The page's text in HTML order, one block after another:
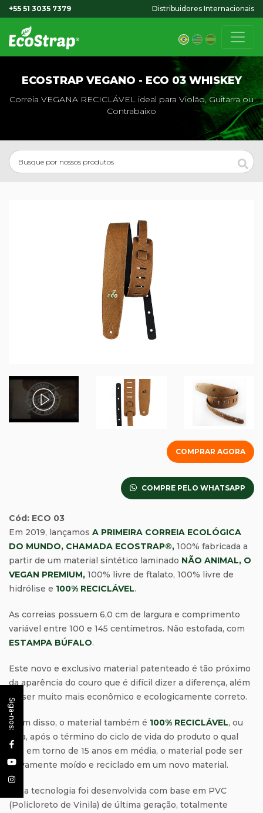
+55 51 3035 7379 Distribuidores Internacionais
ECOSTRAP VEGANO - ECO 03 WHISKEY
Correia VEGANA RECICLÁVEL ideal para Violão, Guitarra ou
Contrabaixo
COMPRAR AGORA
COMPRE PELO WHATSAPP
Cód: ECO 03
Em 2019, lançamos A PRIMEIRA CORREIA ECOLÓGICA
DO MUNDO, CHAMADA ECOSTRAP®, 100% fabricada a
partir de um material sintético laminado NÃO ANIMAL, O
VEGAN PREMIUM, 100% livre de ftalato, 100% livre de
hidrólise e 100% RECICLÁVEL.
As correias possuem 6,0 cm de largura e comprimento
variável entre 100 e 145 centímetros. Não estofada, com
ESTAMPA BÚFALO.
Este novo e exclusivo material patenteado é tão próximo
da aparência do couro que é difícil dizer a diferença, além
de ser muito mais econômico e ecologicamente correto.
Além disso, o material também é 100% RECICLÁVEL, ou
seja, após o término do ciclo de vida do produto o qual
gira em torno de 15 anos em média, o material pode ser
novamente moído e reciclado em um novo material.
Essa tecnologia foi desenvolvida com base em PVC
(Policloreto de Vinila) de última geração, totalmente
Siga-nos: